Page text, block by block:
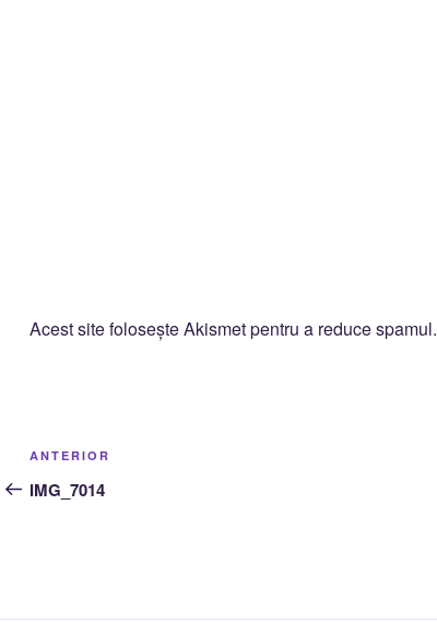
Acest site folosește Akismet pentru a reduce spamul.
Navigare
în
Articolul
anterior
ANTERIOR
IMG_7014